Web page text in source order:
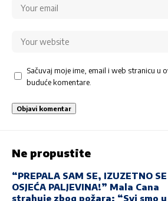
Sačuvaj moje ime, email i web stranicu u
buduće komentare.
Ne propustite
“PREPALA SAM SE, IZUZETNO SE
OSJEĆA PALJEVINA!” Mala Cana
strahuje zbog požara: “Svi smo u